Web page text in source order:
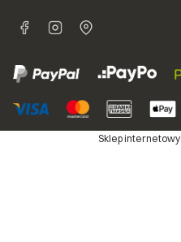
Sklep internetowy